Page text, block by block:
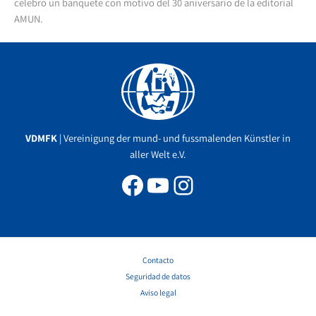
AMUN.
VDMFK | Vereinigung der mund- und fussmalenden Künstler in
aller Welt e.V.
Facebook
YouTube
Instagram
Contacto
Seguridad de datos
Aviso legal